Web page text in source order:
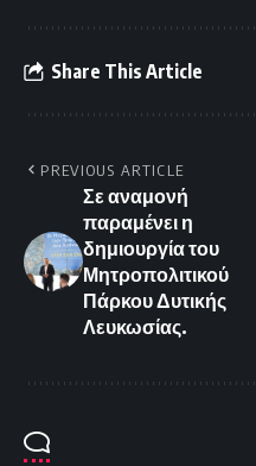
Share This Article
PREVIOUS ARTICLE
Σε αναμονή
παραμένει η
δημιουργία του
Μητροπολιτικού
Πάρκου Δυτικής
Λευκωσίας.